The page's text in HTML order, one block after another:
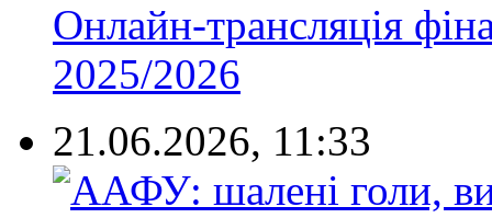
Онлайн-трансляція
2025/2026
21.06.2026, 11:33